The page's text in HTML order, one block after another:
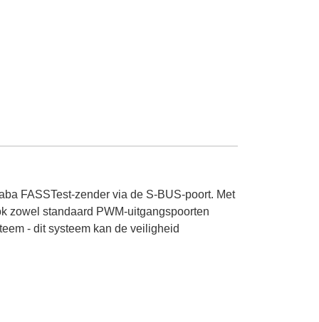
FASSTest-zender via de S-BUS-poort. Met
zowel standaard PWM-uitgangspoorten
- dit systeem kan de veiligheid